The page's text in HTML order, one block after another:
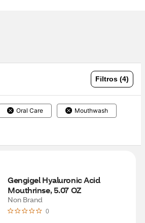
Filtros (4)
Oral Care Mouthwash
Gengigel Hyaluronic Acid
Mouthrinse, 5.07 OZ
Non Brand
0